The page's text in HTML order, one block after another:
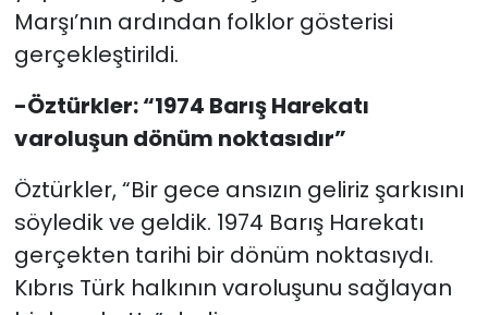
Marşı’nın ardından folklor gösterisi
gerçekleştirildi.
-Öztürkler: “1974 Barış Harekatı
varoluşun dönüm noktasıdır”
Öztürkler, “Bir gece ansızın geliriz şarkısını
söyledik ve geldik. 1974 Barış Harekatı
gerçekten tarihi bir dönüm noktasıydı.
Kıbrıs Türk halkının varoluşunu sağlayan